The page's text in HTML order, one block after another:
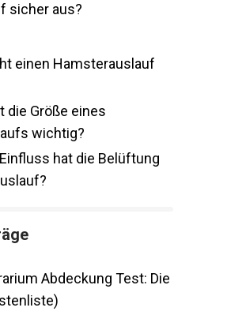
sicher aus?
einen Hamsterauslauf
die Größe eines
wichtig?
hat die Belüftung
Abdeckung Test: Die